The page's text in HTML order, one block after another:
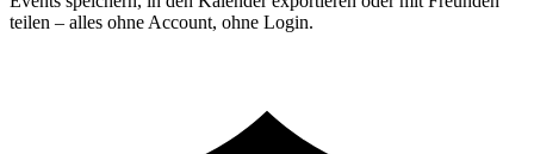
teilen – alles ohne Account, ohne Login.